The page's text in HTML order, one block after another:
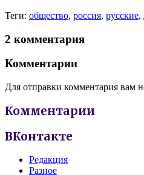
Теги: общество, россия, русские,
2 комментария
Комментарии
Для отправки комментария вам
Комментарии
ВКонтакте
Редакция
Разное